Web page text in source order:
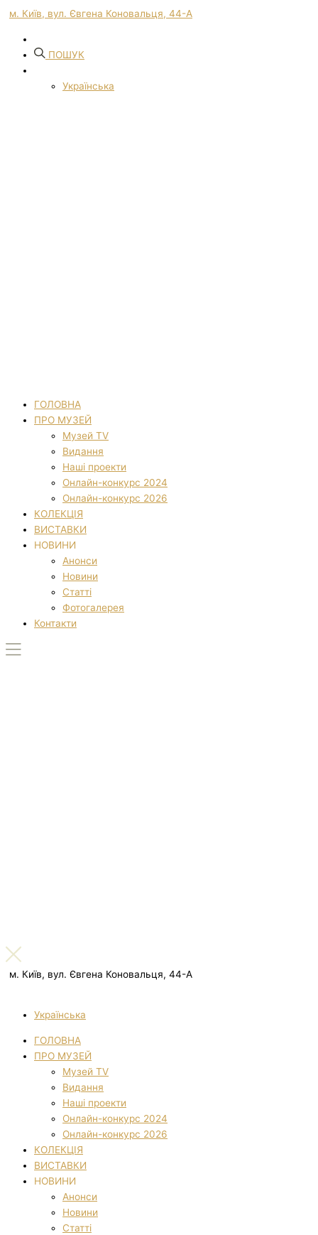
м. Київ, вул. Євгена Коновальця, 44-А
ПОШУК
Українська
ГОЛОВНА
ПРО МУЗЕЙ
Музей TV
Видання
Наші проекти
Онлайн-конкурс 2024
Онлайн-конкурс 2026
КОЛЕКЦІЯ
ВИСТАВКИ
НОВИНИ
Анонси
Новини
Статті
Фотогалерея
Контакти
м. Київ, вул. Євгена Коновальця, 44-А
Українська
ГОЛОВНА
ПРО МУЗЕЙ
Музей TV
Видання
Наші проекти
Онлайн-конкурс 2024
Онлайн-конкурс 2026
КОЛЕКЦІЯ
ВИСТАВКИ
НОВИНИ
Анонси
Новини
Статті